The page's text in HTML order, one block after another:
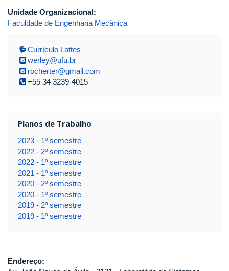
Unidade Organizacional:
Faculdade de Engenharia Mecânica
Currículo Lattes
werley@ufu.br
rocherter@gmail.com
+55 34 3239-4015
Planos de Trabalho
2023 - 1º semestre
2022 - 2º semestre
2022 - 1º semestre
2021 - 1º semestre
2020 - 2º semestre
2020 - 1º semestre
2019 - 2º semestre
2019 - 1º semestre
Endereço: